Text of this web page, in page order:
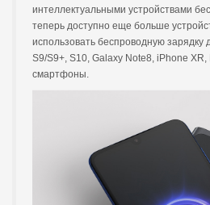
интеллектуальными устройствами
теперь доступно еще больше
использовать беспроводную зарядку
S9/S9+, S10, Galaxy Note8, iPhone XR,
смартфоны.